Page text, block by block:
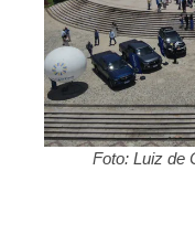
Foto: Luiz de